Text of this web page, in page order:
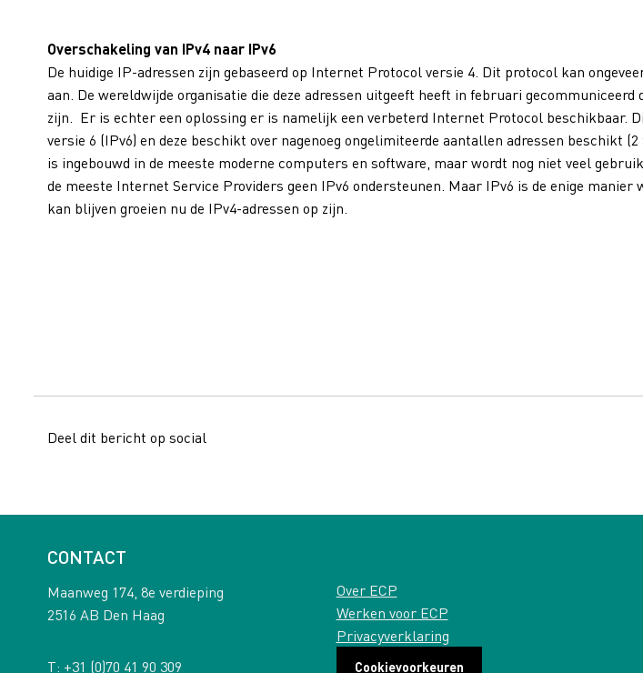
Overschakeling van IPv4 naar IPv6
De huidige IP-adressen zijn gebaseerd op Internet Protocol versie 4. Dit protocol kan
aan. De wereldwijde organisatie die deze adressen uitgeeft heeft in februari gecommuniceerd
zijn. Er is echter een oplossing er is namelijk een verbeterd Internet Protocol beschikbaar.
versie 6 (IPv6) en deze beschikt over nagenoeg ongelimiteerde aantallen adressen beschikt
is ingebouwd in de meeste moderne computers en software, maar wordt nog niet veel
de meeste Internet Service Providers geen IPv6 ondersteunen. Maar IPv6 is de enige manier
kan blijven groeien nu de IPv4-adressen op zijn.
Deel dit bericht op social
CONTACT
Maanweg 174, 8e verdieping
2516 AB Den Haag
T: +31 (0)70 41 90 309
Over ECP
Werken voor ECP
Privacyverklaring
Cookievoorkeuren